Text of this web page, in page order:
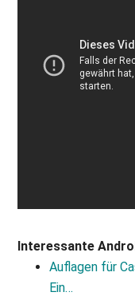
Interessante
Auflagen für
Ein…